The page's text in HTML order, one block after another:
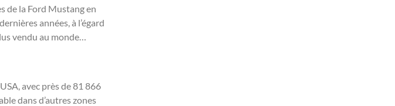
de la Ford Mustang en
années, à l’égard
vendu au monde…
avec près de 81 866
dans d’autres zones